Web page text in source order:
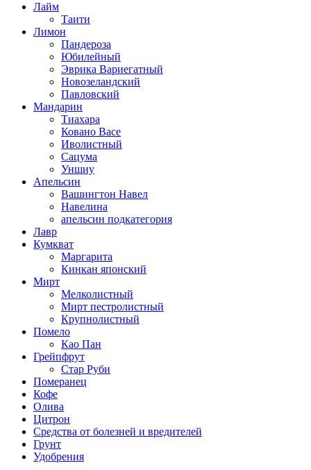
Лайм
Таити
Лимон
Пандероза
Юбилейный
Эврика Вариегатный
Новозеландский
Павловский
Мандарин
Тиахара
Ковано Васе
Иволистный
Сацума
Уншиу
Апельсин
Вашингтон Навел
Навелина
апельсин подкатегория
Лавр
Кумкват
Маргарита
Кинкан японский
Мирт
Мелколистный
Мирт пестролистный
Крупнолистный
Помело
Као Пан
Грейпфрут
Стар Руби
Померанец
Кофе
Олива
Цитрон
Средства от болезней и вредителей
Грунт
Удобрения